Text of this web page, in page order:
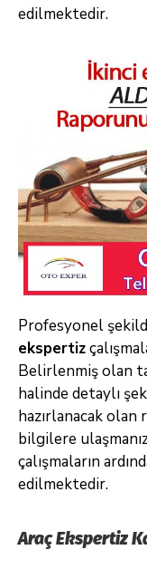
edilmektedir.
Profesyonel
ekspertiz
Belirlenmiş olan
halinde detaylı
hazırlanacak
bilgilere
çalışmaların
edilmektedir.
Araç Ekspertiz